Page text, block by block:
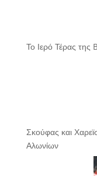
Το Ιερό Τέρας της
Σκούφας και
Αλωνίων